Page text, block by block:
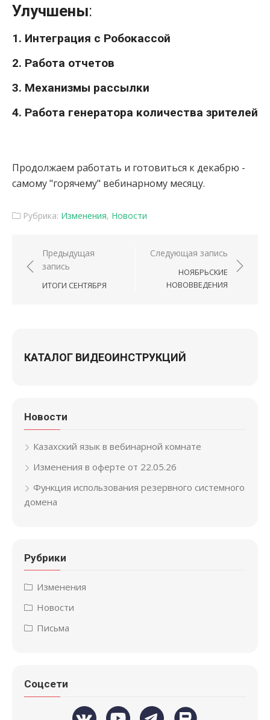
Улучшены:
1. Интеграция с Робокассой
2. Работа отчетов
3. Механизмы рассылки
4. Работа генератора количества зрителей
Продолжаем работать и готовиться к декабрю -
самому "горячему" вебинарному месяцу.
Рубрика: Изменения, Новости
Навигация по записям
Предыдущая
запись
ИТОГИ СЕНТЯБРЯ
Следующая запись
НОЯБРЬСКИЕ
НОВОВВЕДЕНИЯ
КАТАЛОГ ВИДЕОИНСТРУКЦИЙ
Новости
Казахский язык в вебинарной комнате
Изменения в оферте от 22.05.26
Функция использования резервного системного
домена
Рубрики
Изменения
Новости
Письма
Соцсети